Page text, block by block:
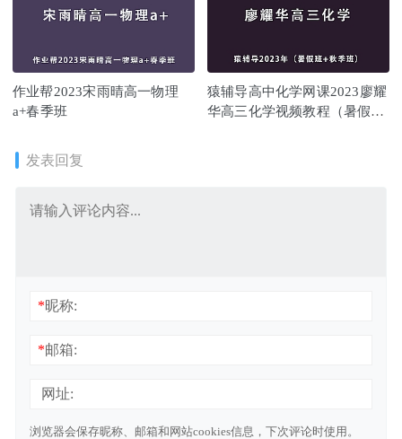
作业帮2023宋雨晴高一物理
a+春季班
猿辅导高中化学网课2023廖耀
华高三化学视频教程（暑假班
发表回复
*昵称:
*邮箱:
网址:
浏览器会保存昵称、邮箱和网站cookies信息，下次评论时使用。